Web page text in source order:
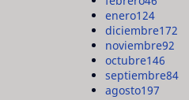
enero124
diciembre172
noviembre92
octubre146
septiembre84
agosto197